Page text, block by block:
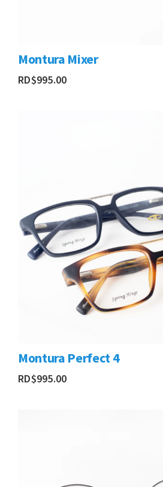
Montura Mixer
RD$995.00
Montura Perfect 4
RD$995.00